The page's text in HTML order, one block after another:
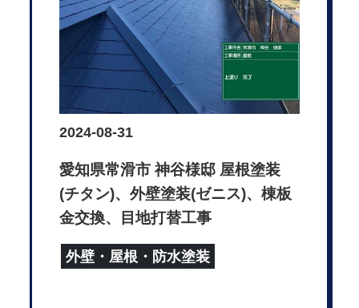
2024-08-31
愛知県常滑市 神谷様邸 屋根塗装
(チタン)、外壁塗装(ゼニス)、棟板
金交換、目地打替工事
外壁・屋根・防水塗装